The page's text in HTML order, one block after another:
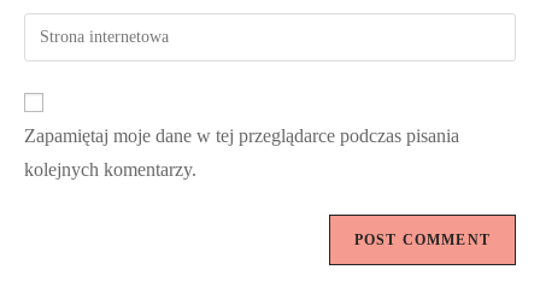
Zapamiętaj moje dane w tej przeglądarce podczas pisania
kolejnych komentarzy.